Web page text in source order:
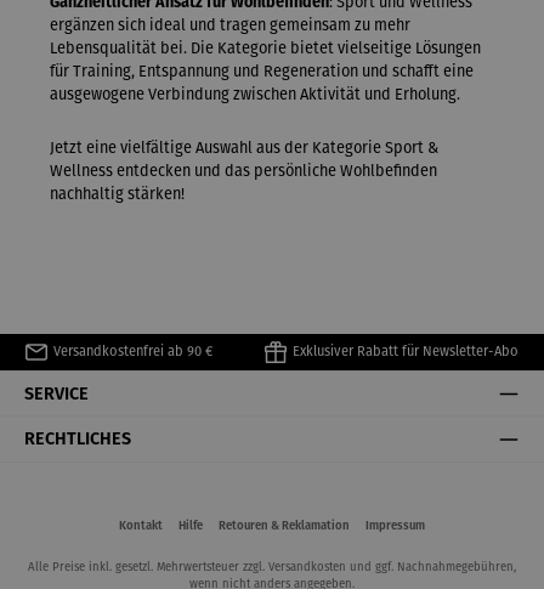
ergänzen sich ideal und tragen gemeinsam zu mehr
Lebensqualität bei. Die Kategorie bietet vielseitige Lösungen
für Training, Entspannung und Regeneration und schafft eine
ausgewogene Verbindung zwischen Aktivität und Erholung.
Jetzt eine vielfältige Auswahl aus der Kategorie Sport &
Wellness entdecken und das persönliche Wohlbefinden
nachhaltig stärken!
Versandkostenfrei ab 90 € Exklusiver Rabatt für Newsletter-Abo
SERVICE
RECHTLICHES
Kontakt Hilfe Retouren & Reklamation Impressum
Alle Preise inkl. gesetzl. Mehrwertsteuer zzgl. Versandkosten und ggf. Nachnahmegebühren,
wenn nicht anders angegeben.